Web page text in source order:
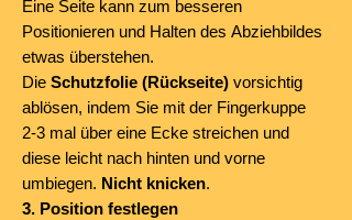
Eine Seite kann zum besseren
Positionieren und Halten des Abziehbildes
etwas überstehen.
Die Schutzfolie (Rückseite) vorsichtig
ablösen, indem Sie mit der Fingerkuppe
2-3 mal über eine Ecke streichen und
diese leicht nach hinten und vorne
umbiegen. Nicht knicken.
3. Position festlegen